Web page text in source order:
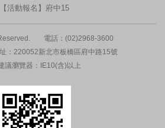
【活動報名】府中15
電話：(02)2968-3600
：220052新北市板橋區府中路15號
議瀏覽器：IE10(含)以上